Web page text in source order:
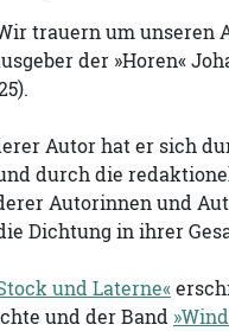
trauern um unseren
der »Horen«
Autor hat er sich
durch die
Autorinnen und
Dichtung in ihrer
und Laterne«
und der Band